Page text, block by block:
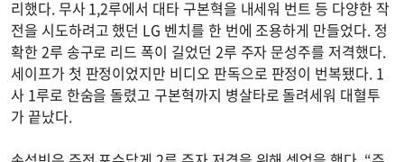
리했다. 무사 1,2루에서 대타 구본혁을 내세워 번트 등 다양한 작
전을 시도하려고 했던 LG 벤치를 한 번에 조용하게 만들었다. 정
확한 2루 송구로 리드 폭이 길었던 2루 주자 문성주를 저격했다.
세이프가 첫 판정이었지만 비디오 판독으로 판정이 번복됐다. 1
사 1루로 한숨을 돌렸고 구본혁까지 병살타로 돌려세워 대혈투
가 끝났다.